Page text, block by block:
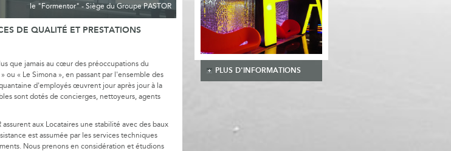
le "Formentor" - Siège du Groupe PASTOR
DE QUALITÉ ET PRESTATIONS
que jamais au cœur des préoccupations du
ou « Le Simona », en passant par l'ensemble des
d'employés œuvrent jour après jour à la
sont dotés de concierges, nettoyeurs, agents
assurent aux Locataires une stabilité avec des baux
est assumée par les services techniques
Nous prenons en considération et étudions
PLUS D'INFORMATIONS